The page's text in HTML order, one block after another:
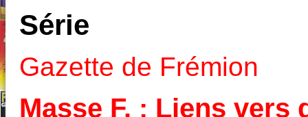
Série
Gazette de Frémion
Masse F. : Liens